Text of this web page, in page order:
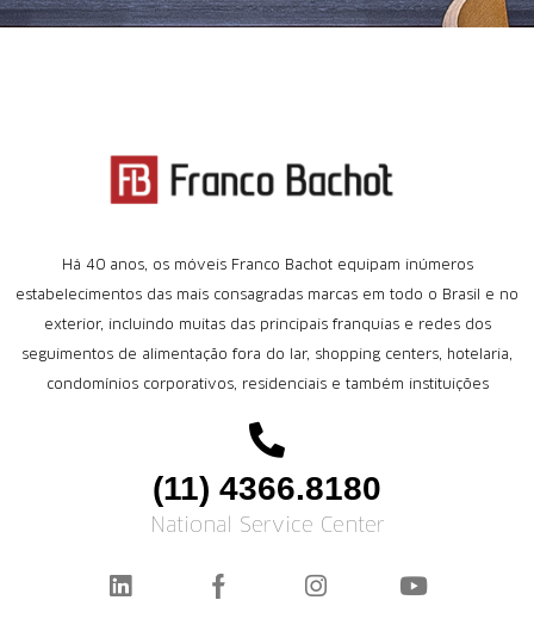
Há 40 anos, os móveis Franco Bachot equipam inúmeros
estabelecimentos das mais consagradas marcas em todo o Brasil e no
exterior, incluindo muitas das principais franquias e redes dos
seguimentos de alimentação fora do lar, shopping centers, hotelaria,
condomínios corporativos, residenciais e também instituições
(11) 4366.8180
National Service Center